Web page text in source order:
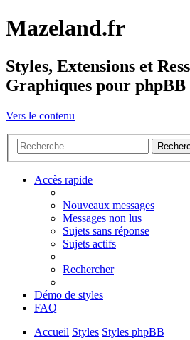
Mazeland.fr
Styles, Extensions et
Graphiques pour phpBB
Vers le contenu
Accès rapide
Nouveaux messages
Messages non lus
Sujets sans réponse
Sujets actifs
Rechercher
Démo de styles
FAQ
Accueil Styles Styles phpBB